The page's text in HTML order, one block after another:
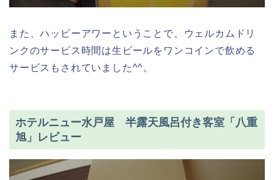
また、ハッピーアワーということで、ウェルカムドリ
ンクのサービス時間は生ビールをワンコインで飲める
サービスもされていました^^。
ホテルニュー水戸屋 半露天風呂付き客室「八重
旭」レビュー